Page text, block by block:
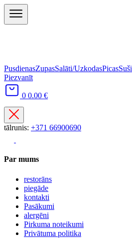
PusdienasZupasSalāti/UzkodasPicasSuši
Piezvanīt
0 0.00 €
tālrunis: +371 66900690
Par mums
restorāns
piegāde
kontakti
Pasākumi
alergēni
Pirkuma noteikumi
Privātuma politika